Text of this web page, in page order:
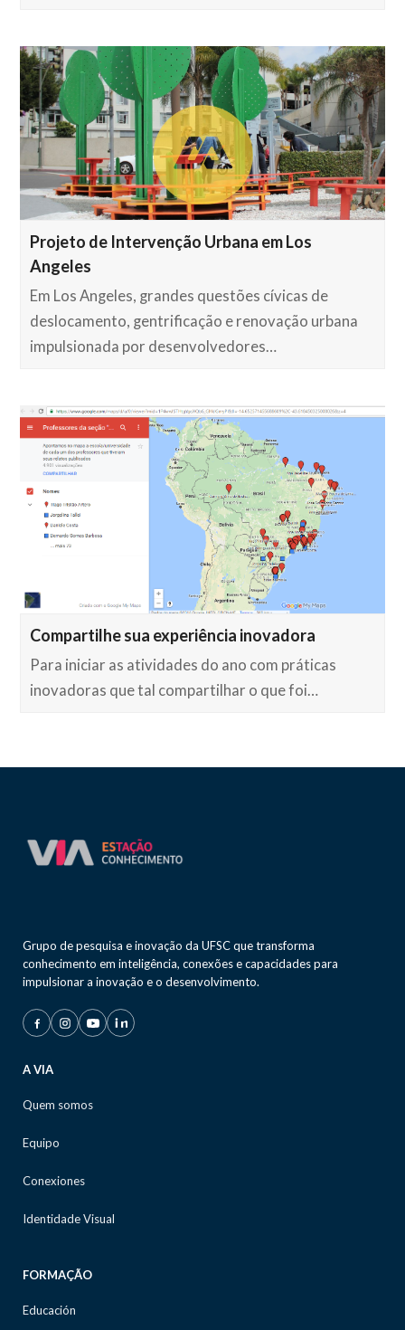
Projeto de Intervenção Urbana em Los
Angeles
Em Los Angeles, grandes questões cívicas de
deslocamento, gentrificação e renovação urbana
impulsionada por desenvolvedores…
Compartilhe sua experiência inovadora
Para iniciar as atividades do ano com práticas
inovadoras que tal compartilhar o que foi…
Grupo de pesquisa e inovação da UFSC que transforma
conhecimento em inteligência, conexões e capacidades para
impulsionar a inovação e o desenvolvimento.
A VIA
Quem somos
Equipo
Conexiones
Identidade Visual
FORMAÇÃO
Educación